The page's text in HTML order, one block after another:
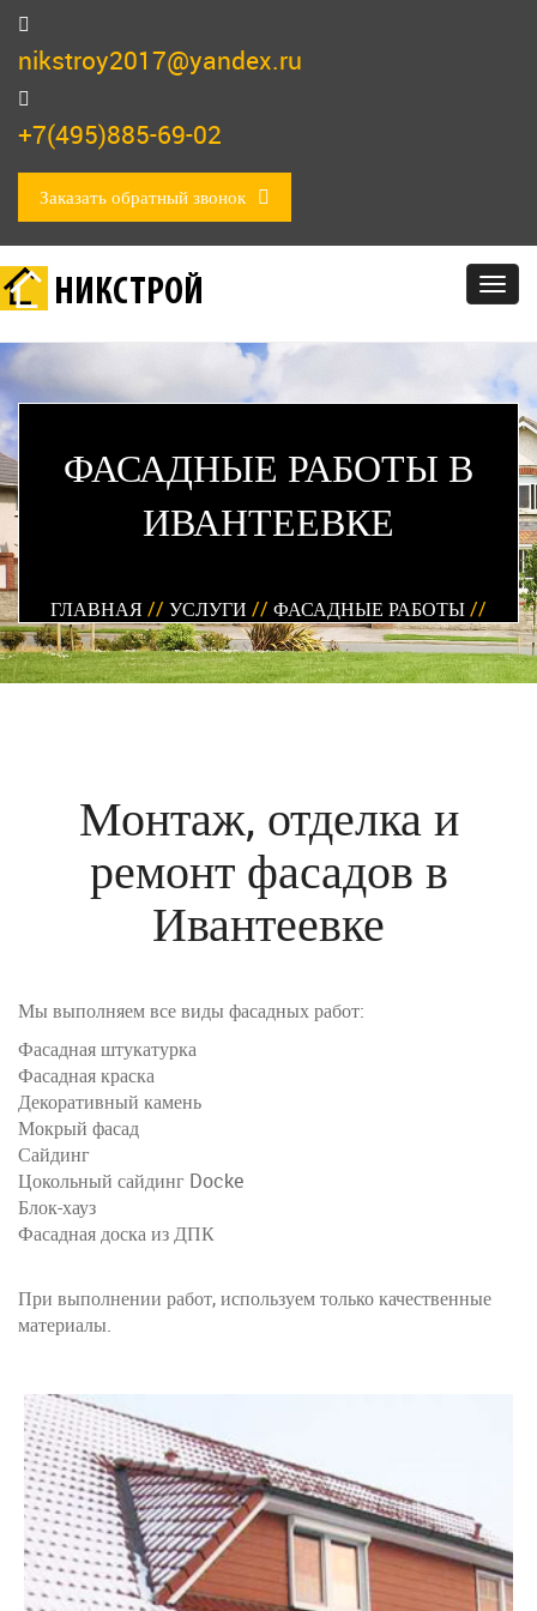
nikstroy2017@yandex.ru
+7(495)885-69-02
Заказать обратный звонок
НИКСТРОЙ
ФАСАДНЫЕ РАБОТЫ В
ИВАНТЕЕВКЕ
ГЛАВНАЯ// УСЛУГИ // ФАСАДНЫЕ РАБОТЫ//
Монтаж, отделка и
ремонт фасадов в
Ивантеевке
Мы выполняем все виды фасадных работ:
Фасадная штукатурка
Фасадная краска
Декоративный камень
Мокрый фасад
Сайдинг
Цокольный сайдинг Docke
Блок-хауз
Фасадная доска из ДПК
При выполнении работ, используем только качественные
материалы.